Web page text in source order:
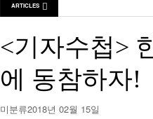
ARTICLES
<기자수첩>
에 동참하자!
미분류2018년 02월 15일